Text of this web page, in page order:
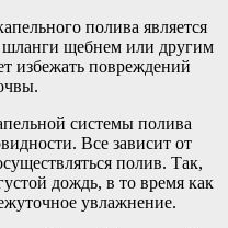
полива является
шланги щебнем или другим
избежать повреждений
системы полива
Все зависит от
полив. Так,
дождь, в то время как
увлажнение.